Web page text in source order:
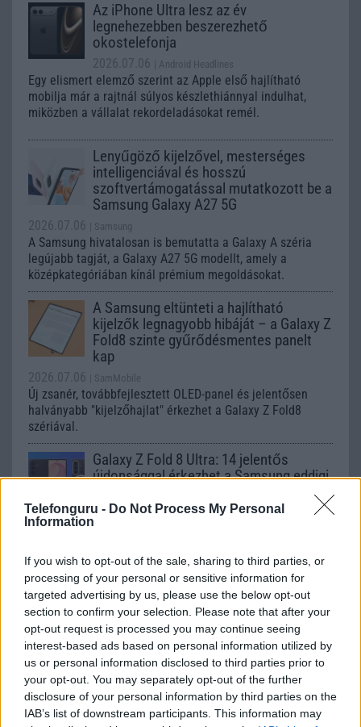
Telefonguru - Do Not Process My Personal
Information
If you wish to opt-out of the sale, sharing to third parties, or
processing of your personal or sensitive information for
targeted advertising by us, please use the below opt-out
section to confirm your selection. Please note that after your
opt-out request is processed you may continue seeing
interest-based ads based on personal information utilized by
us or personal information disclosed to third parties prior to
your opt-out. You may separately opt-out of the further
disclosure of your personal information by third parties on the
IAB’s list of downstream participants. This information may
Az iPhone Ultra lesz az év
legnehezebben beszerezhető
okostelefonja
2026.07.06 | Android Headlines
Egy elismert elemző szerint az Apple első hajlítható
mobilja már a rajtnál súlyos készlethiánnyal indulhat,
miközben a vállalat rekordeladásokat remél.
Lenyűgöző kijelzővel, mesterséges
intelligenciával és hosszú
szoftvertámogatással mutatkozott be a
Samsung Galaxy A27 5G
2026.07.06 | Samsung
A Samsung hivatalosan is bemutatta a Galaxy A széria
legújabb tagját, a Galaxy A27 5G modellt, amely a
középkategóriában kínál prémium megoldásokat.
A Samsung eltünteti a hajlítható
kijelzők legnagyobb hibáját – a Galaxy Z
Fold8 szinte gyűrődésmentes panelt
kap
2026.07.06 | SamMobile
Új zsanér, továbbfejlesztett OLED-panel és jelentősen
halványabb "kijelzőhajlat" érkezhet a Galaxy Z Fold8
szériával.
Galaxy Z Fold 8 Ultra: 14 jelentős
újdonsággal érkezhet a Samsung eddigi
2026.07.03 | SammyFans
Vékonyabb kialakítás, nagyobb akkumulátor, fejlettebb
intelligensebb mesterséges intelligencia várhatja a
felhasználókat.
Az iPhone Ultra körüli várakozás
felpörgette az Apple részvényeit,
rekordmennyiség készülhet a hajlítható
modellből
2026.07.03 | Phone Arena
10 millió darabos gyártási cél, akár 3000 dolláros ár és
óriási befektetői bizalom övezi az Apple első hajlítható